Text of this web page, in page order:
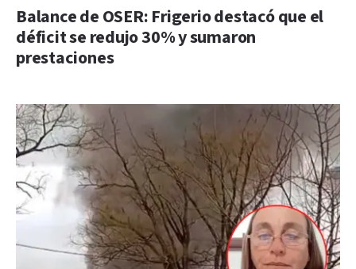
Balance de OSER: Frigerio destacó que el
déficit se redujo 30% y sumaron
prestaciones